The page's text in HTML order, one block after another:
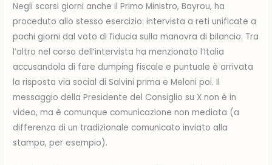
Negli scorsi giorni anche il Primo Ministro, Bayrou, ha
proceduto allo stesso esercizio: intervista a reti unificate a
pochi giorni dal voto di fiducia sulla manovra di bilancio. Tra
l’altro nel corso dell’intervista ha menzionato l’Italia
accusandola di fare dumping fiscale e puntuale è arrivata
la risposta via social di Salvini prima e Meloni poi. Il
messaggio della Presidente del Consiglio su X non è in
video, ma è comunque comunicazione non mediata (a
differenza di un tradizionale comunicato inviato alla
stampa, per esempio).